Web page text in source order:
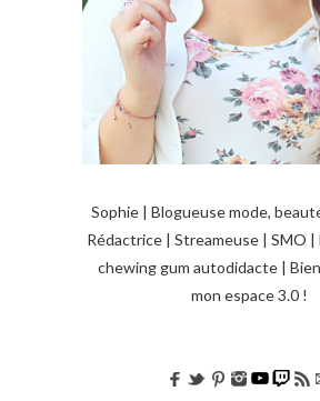
Sophie | Blogueuse mode,
Rédactrice | Streameuse | SMO |
chewing gum autodidacte |
mon espace 3.0 !